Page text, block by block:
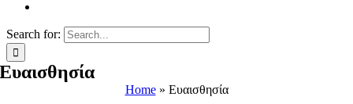
Search for:
Ευαισθησία
Home» Ευαισθησία